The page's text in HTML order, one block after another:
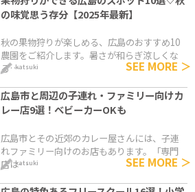
の味覚思う存分【2025年最新】
秋の果物狩りが楽しめる、広島のおすすめ10
農園をご紹介します。暑さが和らぎ涼しくな
る…katsuki SEE MORE ＞
広島市と周辺の子連れ・ファミリー向けカ
レー店9選！ベビーカーOKも
広島市とその近郊のカレー屋さんには、子連
れファミリー向けのお店もあります。「専門
店は…
katsuki SEE MORE ＞